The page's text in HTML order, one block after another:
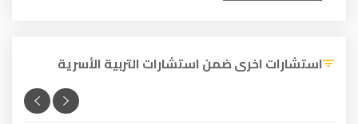
استشارات اخرى ضمن استشارات التربية الأسرية